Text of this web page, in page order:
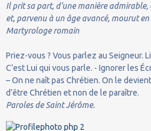
Il prit sa part, d’une manière admirable,
et, parvenu à un âge avancé, mourut
Martyrologe romain
Priez-vous ? Vous parlez au Seigneur.
C’est Lui qui vous parle. - Ignorer les
– On ne naît pas Chrétien. On le
d’être Chrétien et non de le paraître.
Paroles de Saint Jérôme.